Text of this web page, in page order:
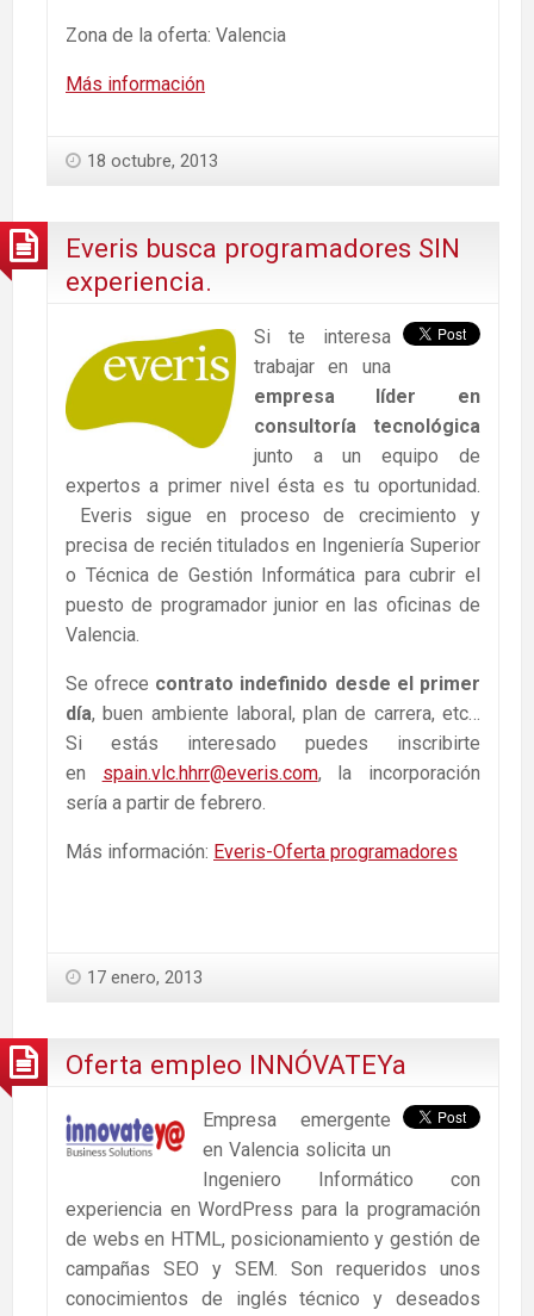
Zona de la oferta: Valencia
Más información
18 octubre, 2013
Everis busca programadores SIN
experiencia.
Si te interesa
trabajar en una
empresa líder en
consultoría tecnológica
junto a un equipo de
expertos a primer nivel ésta es tu oportunidad.
Everis sigue en proceso de crecimiento y
precisa de recién titulados en Ingeniería Superior
o Técnica de Gestión Informática para cubrir el
puesto de programador junior en las oficinas de
Valencia.
Se ofrece contrato indefinido desde el primer
día, buen ambiente laboral, plan de carrera, etc…
Si estás interesado puedes inscribirte
en spain.vlc.hhrr@everis.com, la incorporación
sería a partir de febrero.
Más información: Everis-Oferta programadores
17 enero, 2013
Oferta empleo INNÓVATEYa
Empresa emergente
en Valencia solicita un
Ingeniero Informático con
experiencia en WordPress para la programación
de webs en HTML, posicionamiento y gestión de
campañas SEO y SEM. Son requeridos unos
conocimientos de inglés técnico y deseados